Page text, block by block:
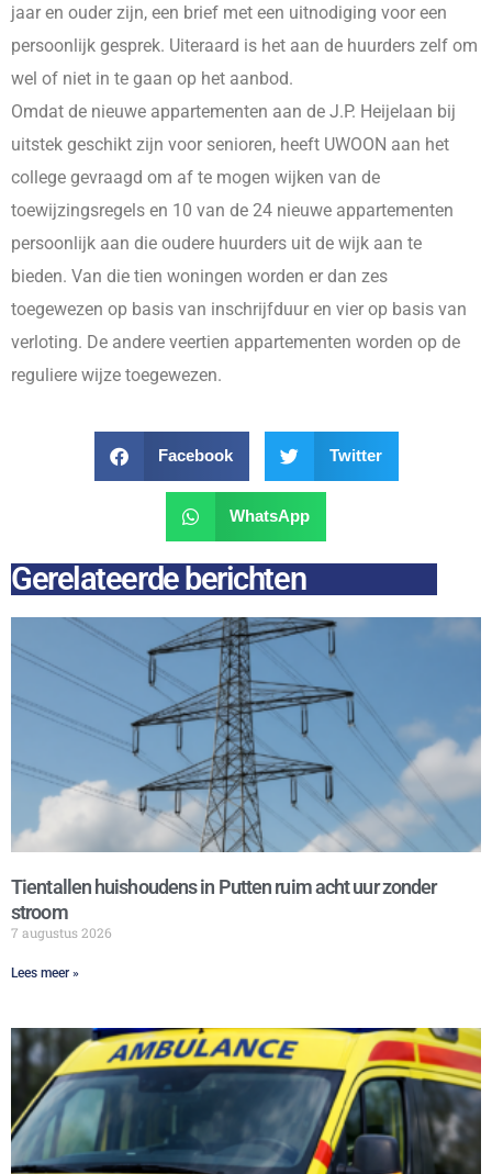
jaar en ouder zijn, een brief met een uitnodiging voor een
persoonlijk gesprek. Uiteraard is het aan de huurders zelf om
wel of niet in te gaan op het aanbod.
Omdat de nieuwe appartementen aan de J.P. Heijelaan bij
uitstek geschikt zijn voor senioren, heeft UWOON aan het
college gevraagd om af te mogen wijken van de
toewijzingsregels en 10 van de 24 nieuwe appartementen
persoonlijk aan die oudere huurders uit de wijk aan te
bieden. Van die tien woningen worden er dan zes
toegewezen op basis van inschrijfduur en vier op basis van
verloting. De andere veertien appartementen worden op de
reguliere wijze toegewezen.
Facebook Twitter
WhatsApp
Gerelateerde berichten
Tientallen huishoudens in Putten ruim acht uur zonder
stroom
7 augustus 2026
Lees meer »